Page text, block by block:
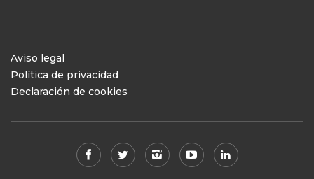
Aviso legal
Política de privacidad
Declaración de cookies